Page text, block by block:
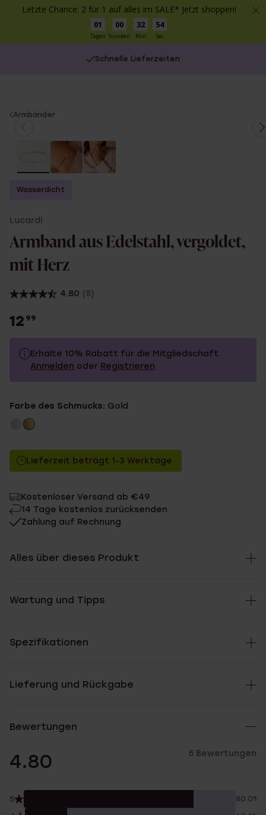
Letzte Chance: 2 für 1 auf alles im SALE* Jetzt shoppen!
01
Tagen
00
Stunden
32
Min
54
Sec
Schnelle Lieferzeiten
You
Armbänder
Wasserdicht
Lucardi
Armband aus Edelstahl, vergoldet,
mit Herz
4.80 (5)
12 99
Erhalte 10% Rabatt für die Mitgliedschaft
Anmelden oder Registrieren
Ohne Mitgliederrabatt
Farbe des Schmucks: Gold
Lieferzeit beträgt 1-3 Werktage
Kostenloser Versand ab €49
14 Tage kostenlos zurücksenden
Zahlung auf Rechnung
Alles über dieses Produkt
Wartung und Tipps
Spezifikationen
Lieferung und Rückgabe
Bewertungen
4.80 5 Bewertungen
5 80.0%